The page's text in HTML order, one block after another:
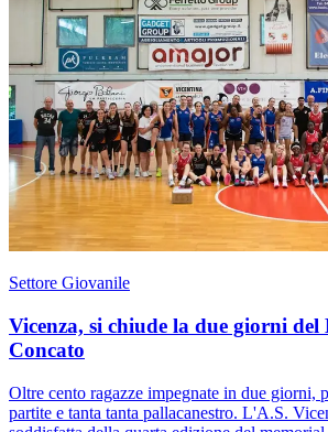
Settore Giovanile
Vicenza, si chiude la due giorni
Concato
Oltre cento ragazze impegnate in due giorni,
partite e tanta tanta pallacanestro. L'A.S.